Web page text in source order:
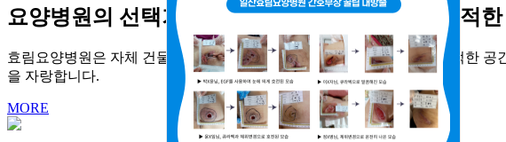
요양병원의 선택기준 미세먼지 없는 깨끗하고 쾌적
효림요양병원은 자체 건물 소유 병원으로서 법적 기준보다 훨씬 넓고 쾌적한
을 자랑합니다.
MORE